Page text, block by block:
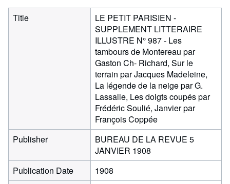
Title
LE PETIT PARISIEN -
SUPPLEMENT LITTERAIRE
ILLUSTRE N° 987 - Les
tambours de Montereau par
Gaston Ch- Richard, Sur le
terrain par Jacques Madeleine,
La légende de la neige par G.
Lassalle, Les doigts coupés par
Frédéric Soulié, Janvier par
François Coppée
Publisher
BUREAU DE LA REVUE 5
JANVIER 1908
Publication Date
1908